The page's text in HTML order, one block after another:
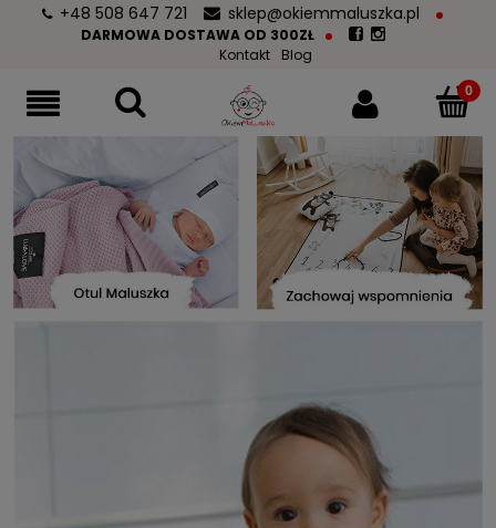
+48 508 647 721 sklep@okiemmaluszka.pl
DARMOWA DOSTAWA OD 300ZŁ
Kontakt
Blog